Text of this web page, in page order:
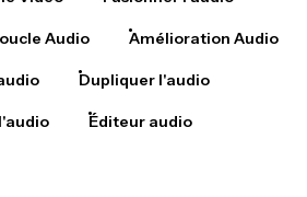
Audio Amélioration Audio
Dupliquer l'audio
Éditeur audio